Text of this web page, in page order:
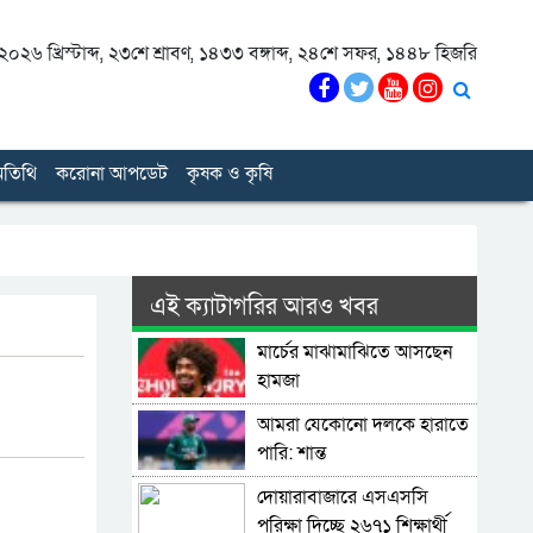
খ্রিস্টাব্দ, ২৩শে শ্রাবণ, ১৪৩৩ বঙ্গাব্দ, ২৪শে সফর, ১৪৪৮ হিজরি
করোনা আপডেট কৃষক ও কৃষি
এই ক্যাটাগরির আরও খবর
মার্চের মাঝামাঝিতে আসছেন
হামজা
আমরা যেকোনো দলকে হারাতে
পারি: শান্ত
দোয়ারাবাজারে এসএসসি
পরিক্ষা দিচ্ছে ২৬৭১ শিক্ষার্থী